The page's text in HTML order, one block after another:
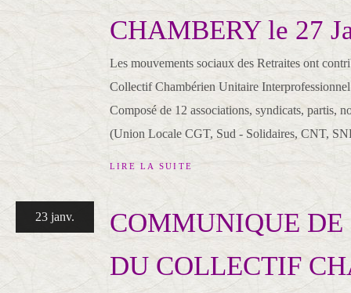
CHAMBERY le 27
Les mouvements sociaux des Retraites ont
Collectif Chambérien Unitaire
Composé de 12 associations, syndicats, partis,
(Union Locale CGT, Sud - Solidaires, CNT,
LIRE LA SUITE
23 janv.
COMMUNIQUE DE
DU COLLECTIF